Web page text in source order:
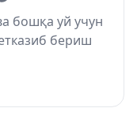
бошқа уй учун
бериш